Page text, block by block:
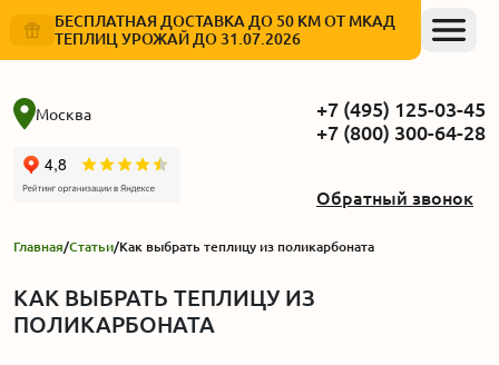
БЕСПЛАТНАЯ ДОСТАВКА ДО 50 КМ ОТ МКАД
ТЕПЛИЦ УРОЖАЙ ДО 31.07.2026
Москва
+7 (495) 125-03-45
+7 (800) 300-64-28
Обратный звонок
Главная/Статьи/Как выбрать теплицу из поликарбоната
КАК ВЫБРАТЬ ТЕПЛИЦУ ИЗ
ПОЛИКАРБОНАТА